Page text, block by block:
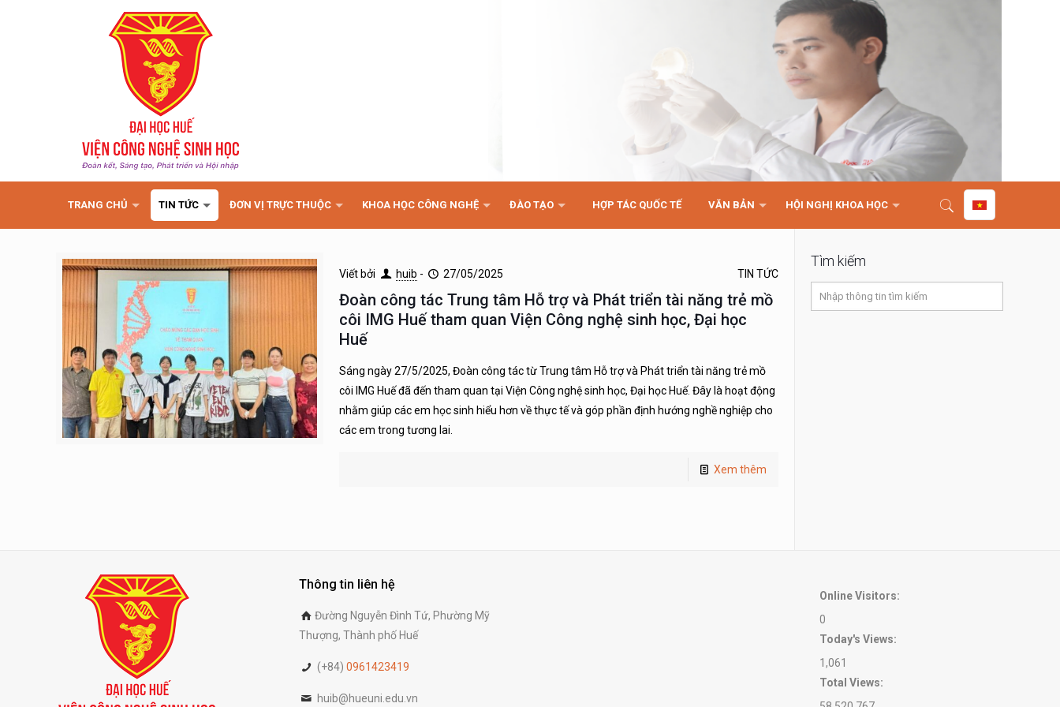
TRANG CHỦ TIN TỨC ĐƠN VỊ TRỰC THUỘC KHOA HỌC CÔNG NGHỆ ĐÀO TẠO HỢP TÁC QUỐC TẾ VĂN BẢN HỘI NGHỊ KHOA HỌC
Viết bởi huib - 27/05/2025 TIN TỨC
Đoàn công tác Trung tâm Hỗ trợ và Phát triển tài năng trẻ mồ
côi IMG Huế tham quan Viện Công nghệ sinh học, Đại học
Huế
Sáng ngày 27/5/2025, Đoàn công tác từ Trung tâm Hỗ trợ và Phát triển tài năng trẻ mồ
côi IMG Huế đã đến tham quan tại Viện Công nghệ sinh học, Đại học Huế. Đây là hoạt động
nhằm giúp các em học sinh hiểu hơn về thực tế và góp phần định hướng nghề nghiệp cho
các em trong tương lai.
Xem thêm
Tìm kiếm
Thông tin liên hệ
Đường Nguyễn Đình Tứ, Phường Mỹ
Thượng, Thành phố Huế
(+84) 0961423419
huib@hueuni.edu.vn
Online Visitors:
0
Today's Views:
1,061
Total Views: